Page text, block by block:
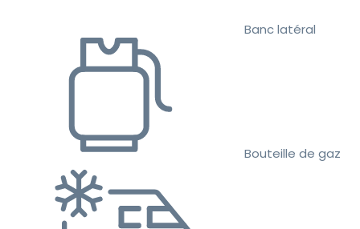
Banc latéral
Bouteille de gaz